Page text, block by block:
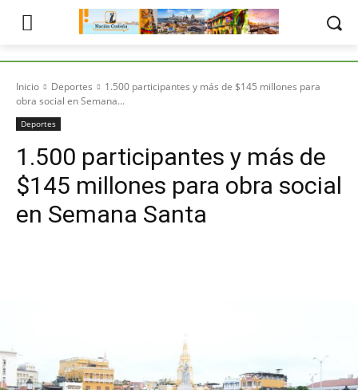
Inicio Deportes
1.500 participantes y más de $145 millones para
obra social en Semana...
Deportes
1.500 participantes y más de
$145 millones para obra social
en Semana Santa